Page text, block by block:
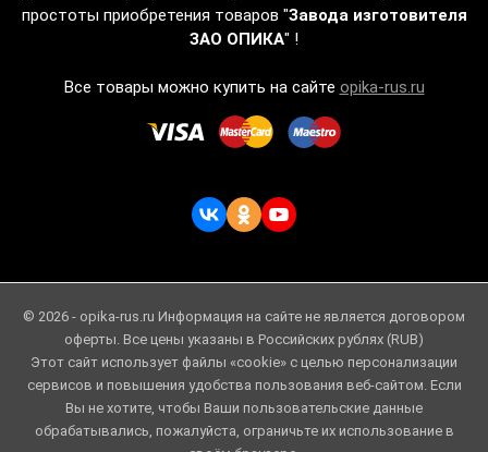
простоты приобретения товаров "Завода изготовителя
ЗАО ОПИКА" !
Все товары можно купить на сайте opika-rus.ru
© 2026 - opika-rus.ru Информация на сайте не является договором
оферты. Все цены указаны в Российских рублях (RUB)
Этот сайт использует файлы «cookie» с целью персонализации
сервисов и повышения удобства пользования веб-сайтом. Если
Вы не хотите, чтобы Ваши пользовательские данные
обрабатывались, пожалуйста, ограничьте их использование в